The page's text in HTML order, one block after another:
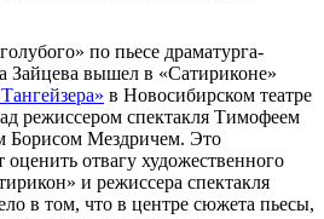
по пьесе драматурга-
Зайцева вышел в «Сатириконе»
в Новосибирском театре
режиссером спектакля Тимофеем
Борисом Мездричем. Это
оценить отвагу художественного
и режиссера спектакля
в том, что в центре сюжета пьесы,